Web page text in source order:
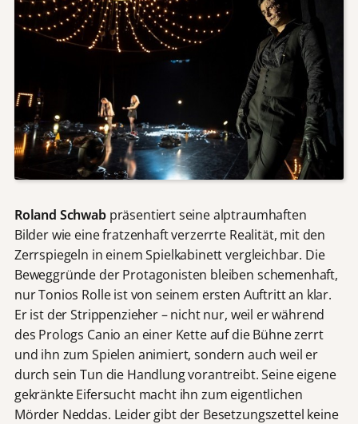
Roland Schwabpräsentiert seine alptraumhaften
Bilder wie eine fratzenhaft verzerrte Realität, mit den
Zerrspiegeln in einem Spielkabinett vergleichbar. Die
Beweggründe der Protagonisten bleiben schemenhaft,
nur Tonios Rolle ist von seinem ersten Auftritt an klar.
Er ist der Strippenzieher – nicht nur, weil er während
des Prologs Canio an einer Kette auf die Bühne zerrt
und ihn zum Spielen animiert, sondern auch weil er
durch sein Tun die Handlung vorantreibt. Seine eigene
gekränkte Eifersucht macht ihn zum eigentlichen
Mörder Neddas. Leider gibt der Besetzungszettel keine